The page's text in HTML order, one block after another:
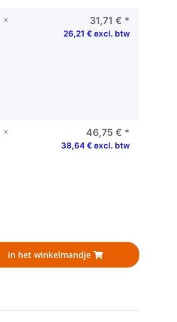
× 31,71 € *
26,21 € excl. btw
× 46,75 € *
38,64 € excl. btw
In het winkelmandje